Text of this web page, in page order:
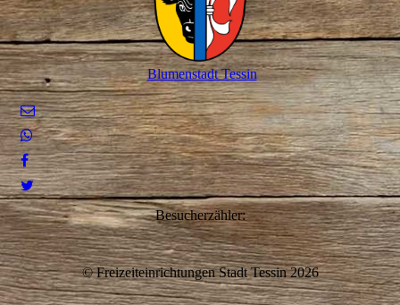
Blumenstadt Tessin
Besucherzähler:
© Freizeiteinrichtungen Stadt Tessin 2026